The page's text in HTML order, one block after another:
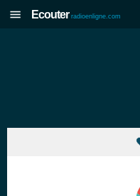
Ecouter radioenligne.com